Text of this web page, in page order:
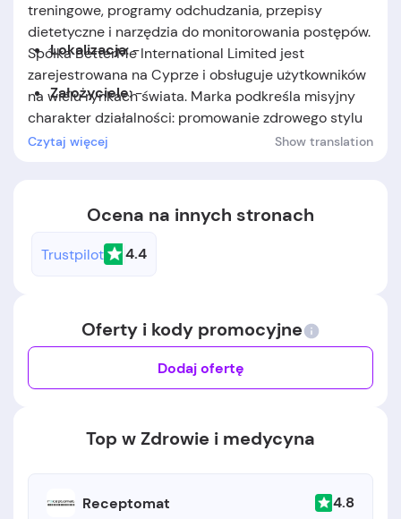
treningowe, programy odchudzania, przepisy
dietetyczne i narzędzia do monitorowania postępów.
Spółka BetterMe International Limited jest
zarejestrowana na Cyprze i obsługuje użytkowników
na wielu rynkach świata. Marka podkreśla misyjny
charakter działalności: promowanie zdrowego stylu
życia w sposób inkluzywny i pozbawiony presji
Lokalizacja: -
Założyciele: -
Data założenia:
firma została założona w 2017
Czytaj więcej Show translation
Ocena na innych stronach
Trustpilot 4.4
Oferty i kody promocyjne
Dodaj ofertę
Top w Zdrowie i medycyna
Receptomat 4.8